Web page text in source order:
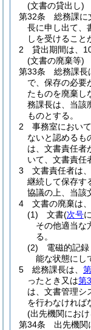
(文書の貸出し)
第32条
総務課に
長に申し出て、
しを受けること
2
貸出期間は、
(文書の廃棄等)
第33条
総務課長
で、保存の必要
たものを廃棄し
務課長は、当該
ものとする。
2
事務室におい
ないと認めるも
は、文書責任者
いて、文書責任
3
文書責任者は
継続して保存す
協議の上、当該
4
文書の廃棄は
(1)
文書(次号
その他適当な
る。
(2)
電磁的記
能な状態にし
5
総務課長は、
ったとき又は第
は、文書管理シ
を行わなければ
(出先機関にお
第34条
出先機関